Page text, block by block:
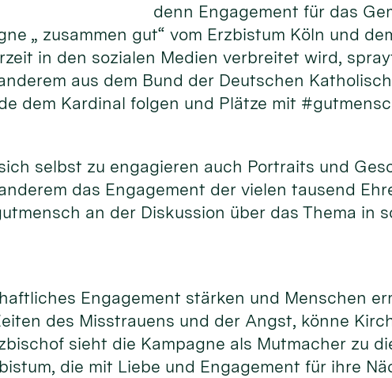
denn Engagement für das
„ zusammen gut“ vom Erzbistum Köln und
in den sozialen Medien verbreitet wird,
aus dem Bund der Deutschen
dem Kardinal folgen und Plätze mit
selbst zu engagieren auch Portraits und
das Engagement der vielen tausend
an der Diskussion über das Thema in
Engagement stärken und Menschen
des Misstrauens und der Angst, könne
sieht die Kampagne als Mutmacher zu
die mit Liebe und Engagement für ihre